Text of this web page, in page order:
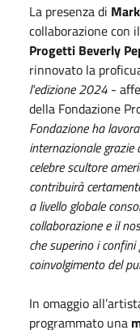
La presenza di
collaborazione con il
Progetti Beverly
rinnovato la
l'edizione 2024 -
della Fondazione
Fondazione ha
internazionale
celebre scultore
contribuirà
a livello globale
collaborazione e il
che superino i
coinvolgimento del
In omaggio
programmato una